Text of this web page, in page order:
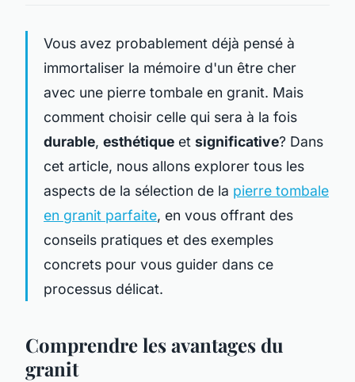
Vous avez probablement déjà pensé à
immortaliser la mémoire d'un être cher
avec une pierre tombale en granit. Mais
comment choisir celle qui sera à la fois
durable, esthétique et significative? Dans
cet article, nous allons explorer tous les
aspects de la sélection de la pierre tombale
en granit parfaite, en vous offrant des
conseils pratiques et des exemples
concrets pour vous guider dans ce
processus délicat.
Comprendre les avantages du
granit